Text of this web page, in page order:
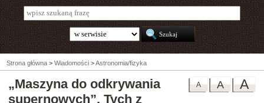
Strona główna > Wiadomości >Astronomia/fizyka
A
A
A
„Maszyna do odkrywania
supernowych”. Tych z